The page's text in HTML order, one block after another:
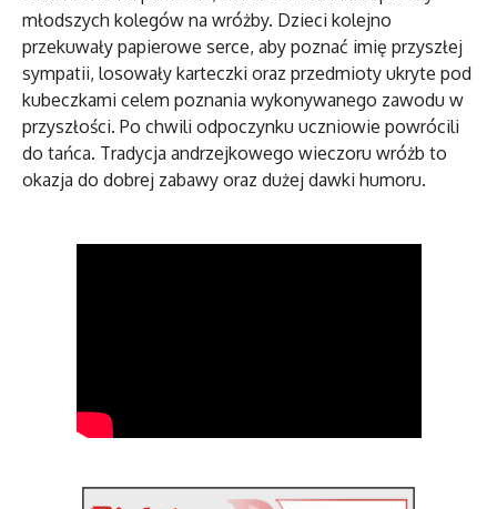
młodszych kolegów na wróżby. Dzieci kolejno
przekuwały papierowe serce, aby poznać imię przyszłej
sympatii, losowały karteczki oraz przedmioty ukryte pod
kubeczkami celem poznania wykonywanego zawodu w
przyszłości. Po chwili odpoczynku uczniowie powrócili
do tańca. Tradycja andrzejkowego wieczoru wróżb to
okazja do dobrej zabawy oraz dużej dawki humoru.